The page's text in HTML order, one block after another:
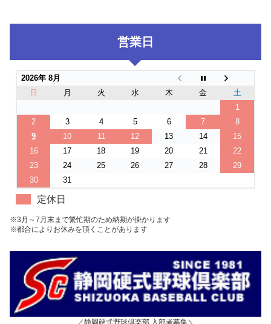
営業日
2026年 8月
日
月 火 水 木 金
土
1
2
3 4 5 6 7
8
9
10 11 12 13 14
15
16
17 18 19 20 21
22
23
24 25 26 27 28
29
30
31
定休日
※3月～7月末まで繁忙期のため納期が掛かります
※都合によりお休みを頂くことがあります
／静岡硬式野球倶楽部 入部者募集＼